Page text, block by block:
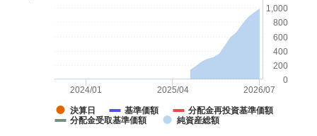
セキュリティ
ご利用ガイド
みずほ証券について
決算日 基準価額
分配金再投資基準価額
分配金受取基準価額
純資産総額
2024/01 2025/04 2026/07
0
200
400
600
800
1,000